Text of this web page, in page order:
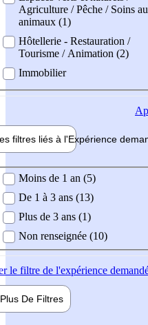
Agriculture / Pêche / Soins
animaux (1)
Hôtellerie - Restauration /
Tourisme / Animation (2)
Immobilier
filtres liés à l'Expérience
demandée
Moins de 1 an (5)
De 1 à 3 ans (13)
Plus de 3 ans (1)
Non renseignée (10)
le filtre de l'expérience
Plus De Filtres